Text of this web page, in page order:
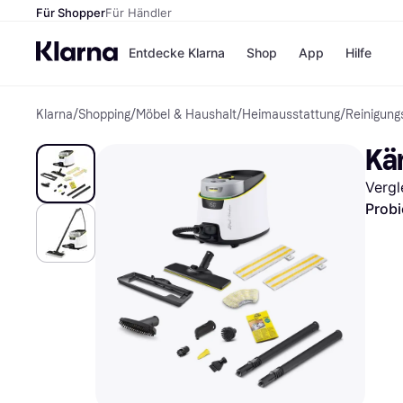
Für ShopperFür Händler
Entdecke Klarna
Zahlungsmethoden
Bezahle in 3
Teilzahlungen
Bezahle in bis zu 30
Tagen
Ratenzahlung
Shop
Shops
H&M
Temu
App Hilfe
Klarna/Shopping/Möbel & Haushalt/Heimausstattung/